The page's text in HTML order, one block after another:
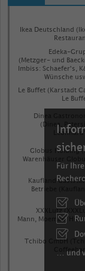
chart
bars.
The
axis
displaying
categories.
Range:
8
categories.
graphic.
Ikea Deutschland
Edeka-
(Metzger- und
Imbiss: Schaefer's,
Wünsche
Le Buffet (Karstadt
Le
Dinea
(Dinea,
Globus Holding
Warenhäuser
Kaufland
Betriebe
XXXLutz
Mann, Moemax,
Tchibo GmbH
Für
… und